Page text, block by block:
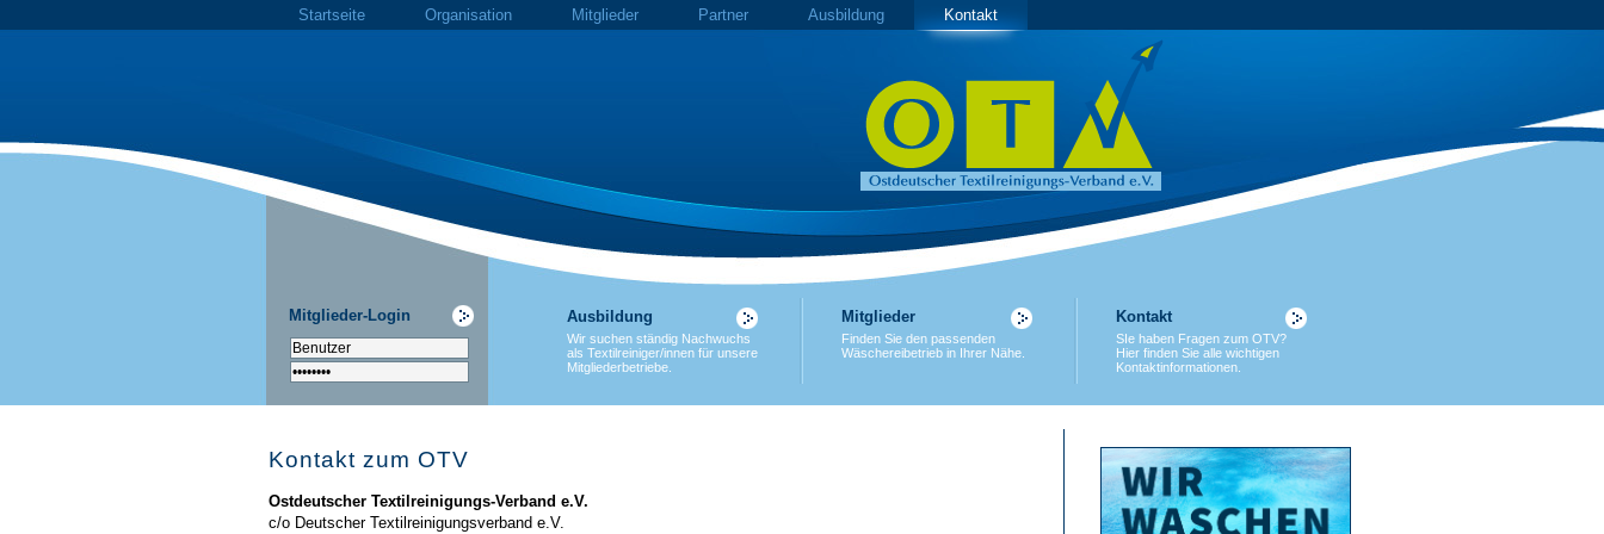
Startseite Organisation Mitglieder Partner Ausbildung Kontakt
Mitglieder-Login
Kontakt zum OTV
Ostdeutscher Textilreinigungs-Verband e.V.
c/o Deutscher Textilreinigungsverband e.V.
Ausbildung
Wir suchen ständig Nachwuchs
als Textilreiniger/innen für unsere
Mitgliederbetriebe.
Mitglieder
Finden Sie den passenden
Wäschereibetrieb in Ihrer Nähe.
Kontakt
SIe haben Fragen zum OTV?
Hier finden Sie alle wichtigen
Kontaktinformationen.